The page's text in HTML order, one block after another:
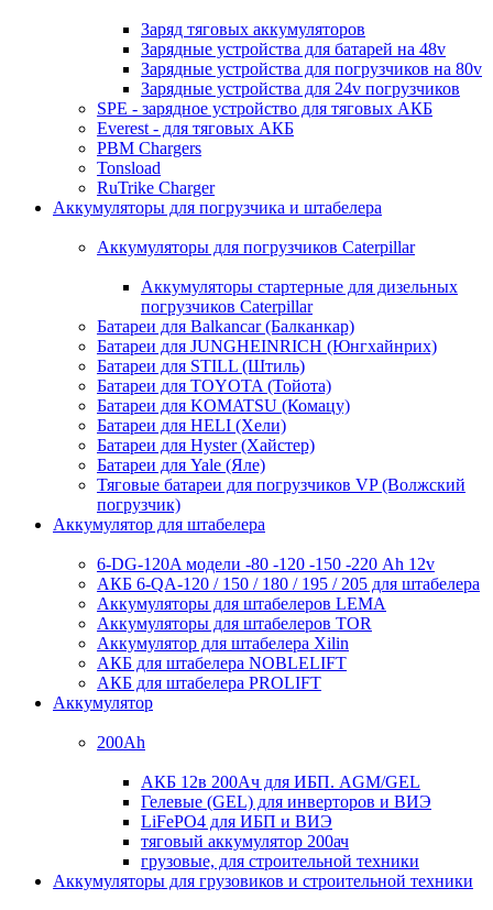
Заряд тяговых аккумуляторов
Зарядные устройства для батарей на 48v
Зарядные устройства для погрузчиков на 80v
Зарядные устройства для 24v погрузчиков
SPE - зарядное устройство для тяговых АКБ
Everest - для тяговых АКБ
PBM Chargers
Tonsload
RuTrike Charger
Аккумуляторы для погрузчика и штабелера
Аккумуляторы для погрузчиков Caterpillar
Аккумуляторы стартерные для дизельных
погрузчиков Caterpillar
Батареи для Balkancar (Балканкар)
Батареи для JUNGHEINRICH (Юнгхайнрих)
Батареи для STILL (Штиль)
Батареи для TOYOTA (Тойота)
Батареи для KOMATSU (Комацу)
Батареи для HELI (Хели)
Батареи для Hyster (Хайстер)
Батареи для Yale (Яле)
Тяговые батареи для погрузчиков VP (Волжский
погрузчик)
Аккумулятор для штабелера
6-DG-120A модели -80 -120 -150 -220 Ah 12v
АКБ 6-QA-120 / 150 / 180 / 195 / 205 для штабелера
Аккумуляторы для штабелеров LEMA
Аккумуляторы для штабелеров TOR
Аккумулятор для штабелера Xilin
АКБ для штабелера NOBLELIFT
АКБ для штабелера PROLIFT
Аккумулятор
200Ah
АКБ 12в 200Ач для ИБП. AGM/GEL
Гелевые (GEL) для инверторов и ВИЭ
LiFePO4 для ИБП и ВИЭ
тяговый аккумулятор 200ач
грузовые, для строительной техники
Аккумуляторы для грузовиков и строительной техники